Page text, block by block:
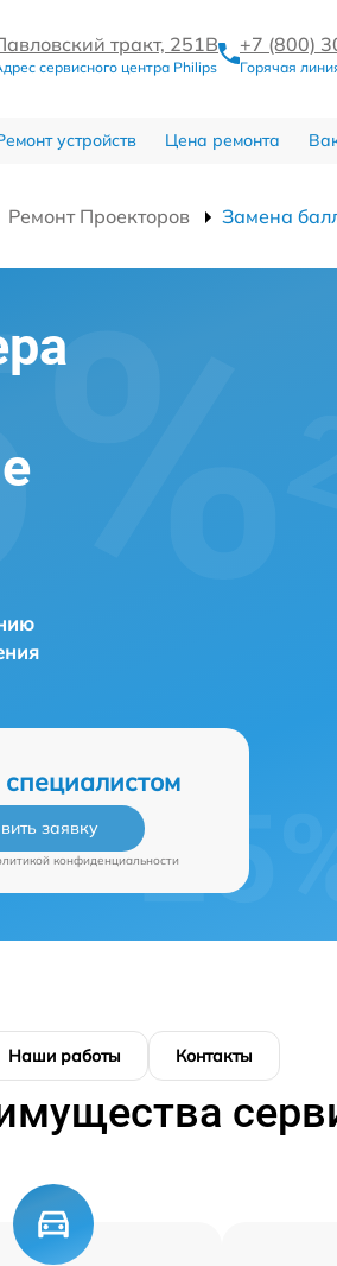
тракт, 251В
сервисного центра Philips
+7 (800)
Горячая
устройств Цена ремонта
Ремонт Проекторов Замена
заявку
конфиденциальности
Наши работы Контакты